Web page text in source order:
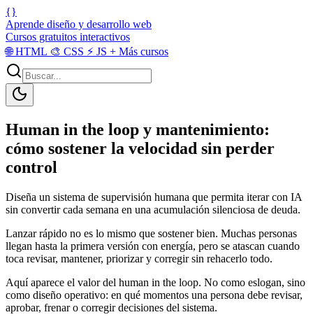
{}
Aprende diseño y desarrollo web
Cursos gratuitos interactivos
🌐HTML 🎨 CSS ⚡ JS + Más cursos
Human in the loop y mantenimiento:
cómo sostener la velocidad sin perder
control
Diseña un sistema de supervisión humana que permita iterar con IA
sin convertir cada semana en una acumulación silenciosa de deuda.
Lanzar rápido no es lo mismo que sostener bien. Muchas personas
llegan hasta la primera versión con energía, pero se atascan cuando
toca revisar, mantener, priorizar y corregir sin rehacerlo todo.
Aquí aparece el valor del human in the loop. No como eslogan, sino
como diseño operativo: en qué momentos una persona debe revisar,
aprobar, frenar o corregir decisiones del sistema.